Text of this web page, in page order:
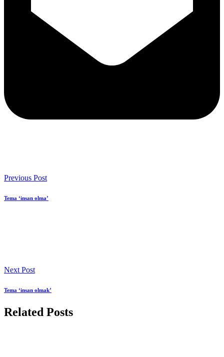
Previous Post
Tema ‘insan olma’
Next Post
Tema ‘insan olmak’
Related Posts